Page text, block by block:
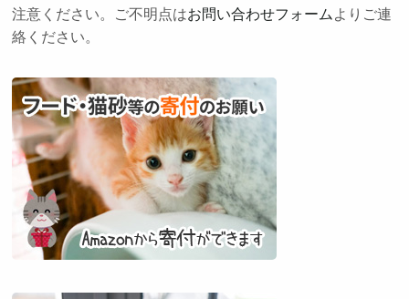
注意ください。ご不明点はお問い合わせフォーム よりご連
絡ください。